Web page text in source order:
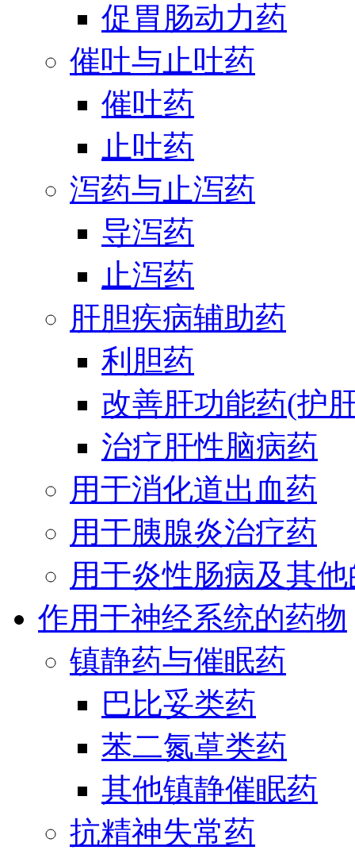
促胃肠动力药
催吐与止吐药
催吐药
止吐药
泻药与止泻药
导泻药
止泻药
肝胆疾病辅助药
利胆药
改善肝功能药(护
治疗肝性脑病药
用于消化道出血药
用于胰腺炎治疗药
用于炎性肠病及其
作用于神经系统的药物
镇静药与催眠药
巴比妥类药
苯二氮䓬类药
其他镇静催眠药
抗精神失常药